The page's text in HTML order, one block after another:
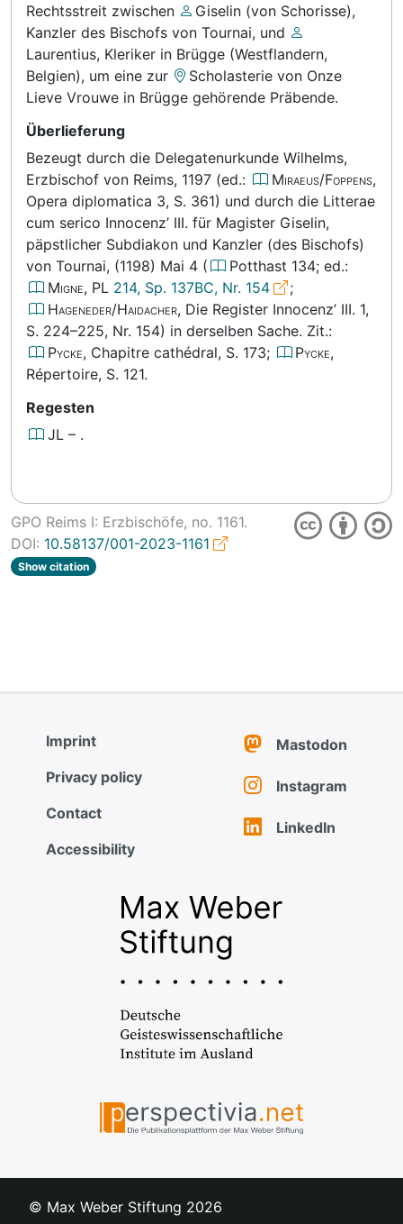
Rechtsstreit zwischen
Giselin (von Schorisse),
Kanzler des Bischofs von Tournai, und
Laurentius, Kleriker in Brügge (Westflandern,
Belgien), um eine zur
Scholasterie von Onze
Lieve Vrouwe in Brügge gehörende Präbende.
Überlieferung
Bezeugt durch die Delegatenurkunde Wilhelms,
Erzbischof von Reims, 1197 (ed.:
Miraeus/Foppens,
Opera diplomatica 3, S. 361) und durch die Litterae
cum serico Innocenz’ III. für Magister Giselin,
päpstlicher Subdiakon und Kanzler (des Bischofs)
von Tournai, (1198) Mai 4 (
Potthast 134; ed.:
Migne, PL 214, Sp. 137BC, Nr. 154
;
Hageneder/Haidacher, Die Register Innocenz’ III. 1,
S. 224–225, Nr. 154) in derselben Sache. Zit.:
Pycke, Chapitre cathédral, S. 173; Pycke,
Répertoire, S. 121.
Regesten
JL – .
GPO Reims I: Erzbischöfe, no. 1161.
DOI: 10.58137/001-2023-1161
Show citation
Imprint
Privacy policy
Contact
Accessibility
Mastodon
Instagram
LinkedIn
© Max Weber Stiftung 2026